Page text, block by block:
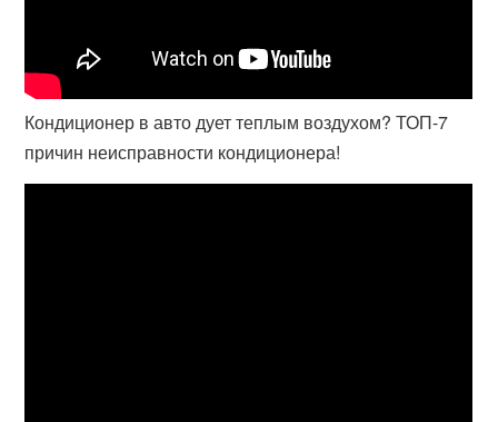
Кондиционер в авто дует теплым воздухом? ТОП-7
причин неисправности кондиционера!